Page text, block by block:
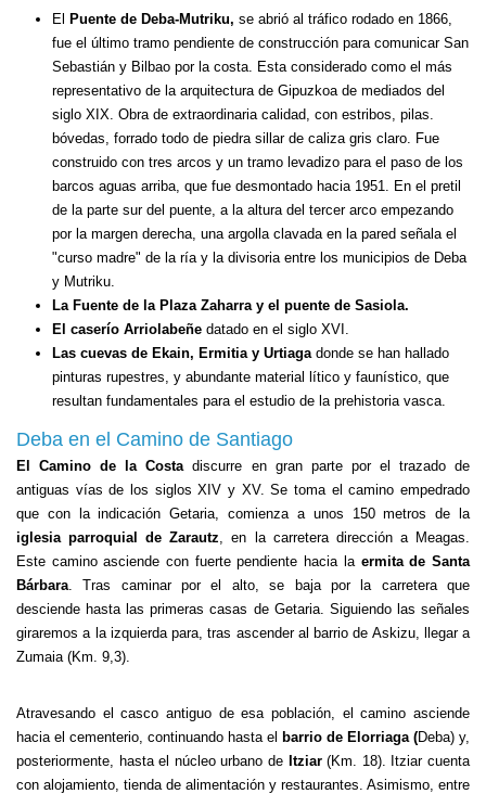
El Puente de Deba-Mutriku, se abrió al tráfico rodado en 1866,
fue el último tramo pendiente de construcción para comunicar San
Sebastián y Bilbao por la costa. Esta considerado como el más
representativo de la arquitectura de Gipuzkoa de mediados del
siglo XIX. Obra de extraordinaria calidad, con estribos, pilas.
bóvedas, forrado todo de piedra sillar de caliza gris claro. Fue
construido con tres arcos y un tramo levadizo para el paso de los
barcos aguas arriba, que fue desmontado hacia 1951. En el pretil
de la parte sur del puente, a la altura del tercer arco empezando
por la margen derecha, una argolla clavada en la pared señala el
"curso madre" de la ría y la divisoria entre los municipios de Deba
y Mutriku.
La Fuente de la Plaza Zaharra y el puente de Sasiola.
El caserío Arriolabeñedatado en el siglo XVI.
Las cuevas de Ekain, Ermitia y Urtiagadonde se han hallado
pinturas rupestres, y abundante material lítico y faunístico, que
resultan fundamentales para el estudio de la prehistoria vasca.
Deba en el Camino de Santiago
El Camino de la Costadiscurre en gran parte por el trazado de
antiguas vías de los siglos XIV y XV. Se toma el camino empedrado
que con la indicación Getaria, comienza a unos 150 metros de la
iglesia parroquial de Zarautz, en la carretera dirección a Meagas.
Este camino asciende con fuerte pendiente hacia la ermita de Santa
Bárbara. Tras caminar por el alto, se baja por la carretera que
desciende hasta las primeras casas de Getaria. Siguiendo las señales
giraremos a la izquierda para, tras ascender al barrio de Askizu, llegar a
Zumaia (Km. 9,3).
Atravesando el casco antiguo de esa población, el camino asciende
hacia el cementerio, continuando hasta el barrio de Elorriaga (Deba) y,
posteriormente, hasta el núcleo urbano de Itziar(Km. 18). Itziar cuenta
con alojamiento, tienda de alimentación y restaurantes. Asimismo, entre